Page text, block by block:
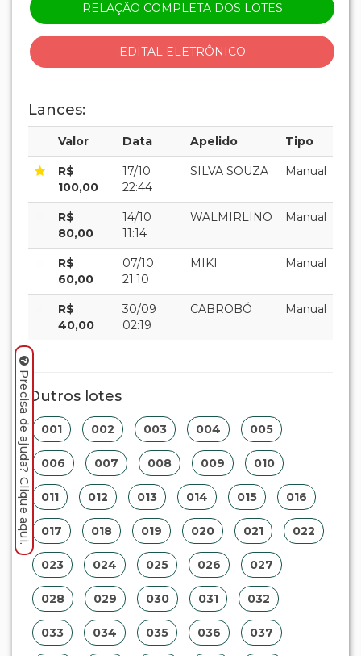
RELAÇÃO COMPLETA DOS LOTES
EDITAL ELETRÔNICO
Lances:
Valor Data Apelido Tipo
R$
100,00
17/10
22:44
SILVA SOUZA Manual
R$
80,00
14/10
11:14
WALMIRLINO Manual
R$
60,00
07/10
21:10
MIKI Manual
R$
40,00
30/09
02:19
CABROBÓ Manual
Outros lotes
001 002 003 004 005
006 007 008 009 010
011 012 013 014 015 016
017 018 019 020 021 022
023 024 025 026 027
028 029 030 031 032
033 034 035 036 037
Precisa de ajuda? Clique aqui.